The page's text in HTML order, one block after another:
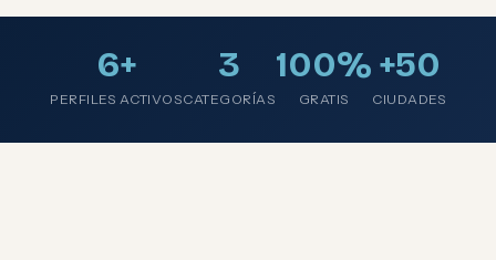
6+
PERFILES ACTIVOS
3
CATEGORÍAS
100%
GRATIS
+50
CIUDADES